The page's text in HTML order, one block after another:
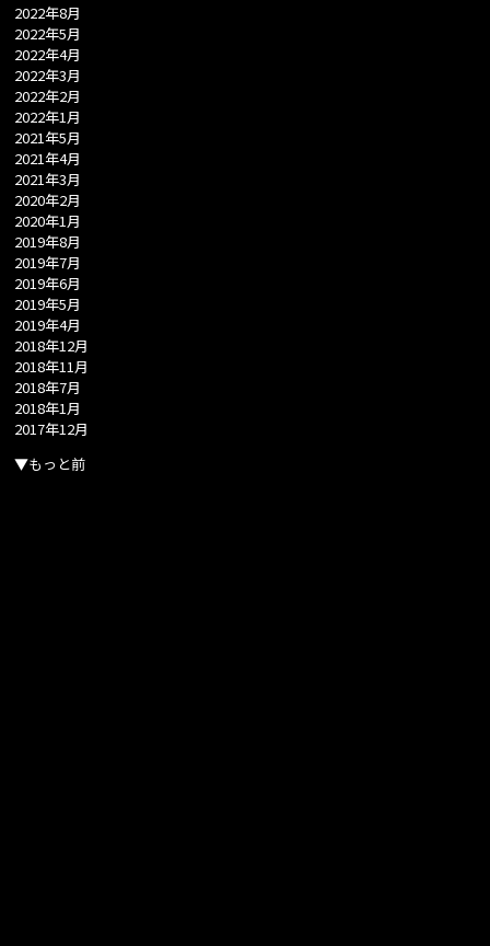
2022年8月
2022年5月
2022年4月
2022年3月
2022年2月
2022年1月
2021年5月
2021年4月
2021年3月
2020年2月
2020年1月
2019年8月
2019年7月
2019年6月
2019年5月
2019年4月
2018年12月
2018年11月
2018年7月
2018年1月
2017年12月
▼もっと前